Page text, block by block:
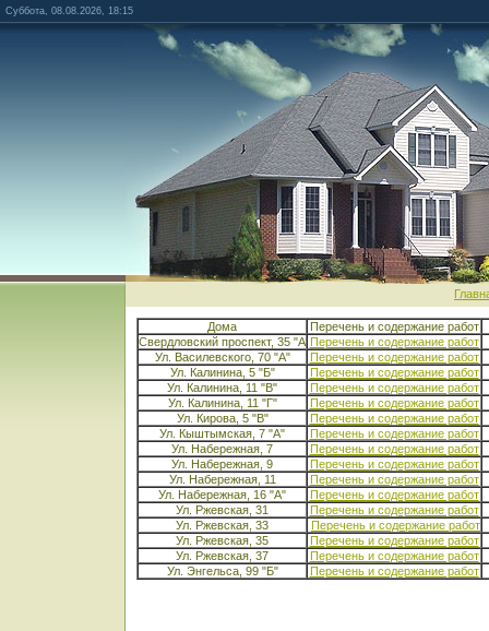
Суббота, 08.08.2026, 18:15
Дома Перечень и содержание работ
Свердловский проспект, 35 "А Перечень и содержание работ
Ул. Василевского, 70 "А"
Перечень и содержание работ
Ул. Калинина, 5 "Б"
Перечень и содержание работ
Ул. Калинина, 11 "В"
Перечень и содержание работ
Ул. Калинина, 11 "Г"
Перечень и содержание работ
Ул. Кирова, 5 "В"
Перечень и содержание работ
Ул. Кыштымская, 7 "А"
Перечень и содержание работ
Ул. Набережная, 7
Перечень и содержание работ
Ул. Набережная, 9
Перечень и содержание работ
Ул. Набережная, 11
Перечень и содержание работ
Ул. Набережная, 16 "А"
Перечень и содержание работ
Ул. Ржевская, 31
Перечень и содержание работ
Ул. Ржевская, 33
Перечень и содержание работ
Ул. Ржевская, 35
Перечень и содержание работ
Ул. Ржевская, 37
Перечень и содержание работ
Ул. Энгельса, 99 "Б"
Перечень и содержание работ